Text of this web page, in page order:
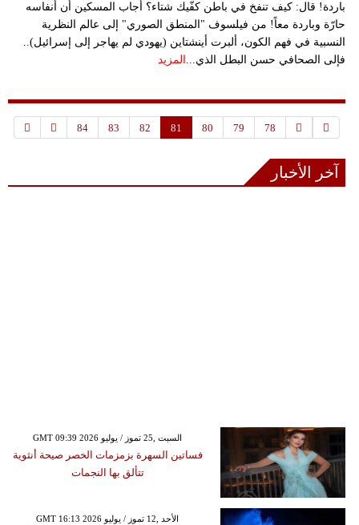
باردة! قال: كيف تنفخ في باطن كفّيك شتاء؟ أجاب المسكين أن أنفاسه
حارّة وباردة معاً! من فيلسوف "المنطق الصوري" إلى عالم النظرية
النسبية في فهم الكون، ألبرت أينشتاين (يهودي لم يهاجر إلى إسرائيل)..
فإلى الصحافي حسن البطل الذي... المزيد
78
79
80
81
82
83
84
آخر الأخبار
GMT 09:39 2026 السبت ,25 تموز / يوليو
فساتين السهرة بزمزمات الخصر صيحة أنثوية
تتألق بها النجمات
GMT 16:13 2026 الأحد ,12 تموز / يوليو